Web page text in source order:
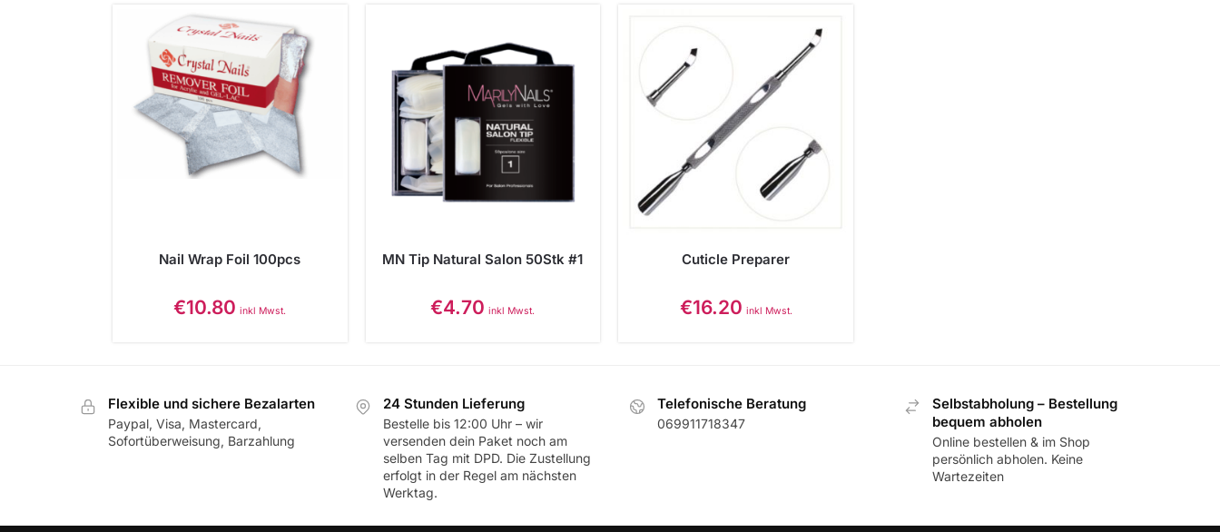
Nail Wrap Foil 100pcs
€10.80 inkl Mwst.
MN Tip Natural Salon 50Stk #1
€4.70 inkl Mwst.
Cuticle Preparer
€16.20 inkl Mwst.
Flexible und sichere Bezalarten
Paypal, Visa, Mastercard,
Sofortüberweisung, Barzahlung
24 Stunden Lieferung
Bestelle bis 12:00 Uhr – wir
versenden dein Paket noch am
selben Tag mit DPD. Die Zustellung
erfolgt in der Regel am nächsten
Werktag.
Telefonische Beratung
069911718347
Selbstabholung – Bestellung
bequem abholen
Online bestellen & im Shop
persönlich abholen. Keine
Wartezeiten